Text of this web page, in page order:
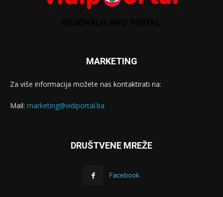
MARKETING
Za više informacija možete nas kontaktirati na:
Mail: marketing@vidiportal.ba
DRUŠTVENE MREŽE
Facebook